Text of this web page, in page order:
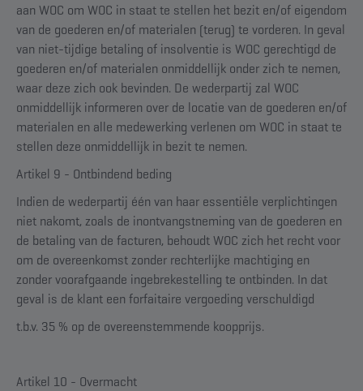
aan WOC om WOC in staat te stellen het bezit en/of eigendom
van de goederen en/of materialen (terug) te vorderen. In geval
van niet-tijdige betaling of insolventie is WOC gerechtigd de
goederen en/of materialen onmiddellijk onder zich te nemen,
waar deze zich ook bevinden. De wederpartij zal WOC
onmiddellijk informeren over de locatie van de goederen en/of
materialen en alle medewerking verlenen om WOC in staat te
stellen deze onmiddellijk in bezit te nemen.
Artikel 9 - Ontbindend beding
Indien de wederpartij één van haar essentiële verplichtingen
niet nakomt, zoals de inontvangstneming van de goederen en
de betaling van de facturen, behoudt WOC zich het recht voor
om de overeenkomst zonder rechterlijke machtiging en
zonder voorafgaande ingebrekestelling te ontbinden. In dat
geval is de klant een forfaitaire vergoeding verschuldigd
t.b.v. 35 % op de overeenstemmende koopprijs.
Artikel 10 - Overmacht